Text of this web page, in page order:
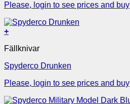
Please, login to see prices and buy
+
Fällknivar
Spyderco Drunken
Please, login to see prices and buy